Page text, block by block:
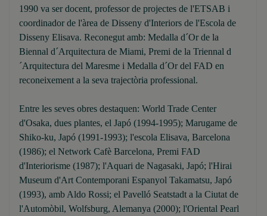
1990 va ser docent, professor de projectes de l'ETSAB i
coordinador de l'àrea de Disseny d'Interiors de l'Escola de
Disseny Elisava. Reconegut amb: Medalla d´Or de la
Biennal d´Arquitectura de Miami, Premi de la Triennal d
´Arquitectura del Maresme i Medalla d´Or del FAD en
reconeixement a la seva trajectòria professional.
Entre les seves obres destaquen: World Trade Center
d'Osaka, dues plantes, el Japó (1994-1995); Marugame de
Shiko-ku, Japó (1991-1993); l'escola Elisava, Barcelona
(1986); el Network Cafè Barcelona, Premi FAD
d'Interiorisme (1987); l'Aquari de Nagasaki, Japó; l'Hirai
Museum d'Art Contemporani Espanyol Takamatsu, Japó
(1993), amb Aldo Rossi; el Pavelló Seatstadt a la Ciutat de
l'Automòbil, Wolfsburg, Alemanya (2000); l'Oriental Pearl